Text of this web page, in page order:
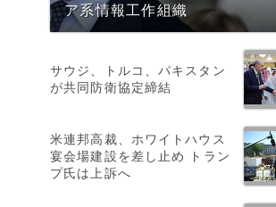
ア系情報工作組織
サウジ、トルコ、パキスタン
が共同防衛協定締結
米連邦高裁、ホワイトハウス
宴会場建設を差し止め トラン
プ氏は上訴へ